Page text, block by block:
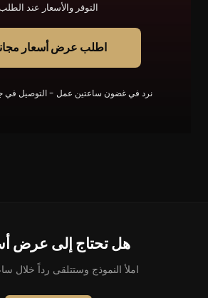
التوفر والأسعار عند
اطلب عرض أسعار
نرد في غضون ساعتين عمل - التوصيل في
هل تحتاج إلى عرض
املأ النموذج وستتلقى رداً خلال